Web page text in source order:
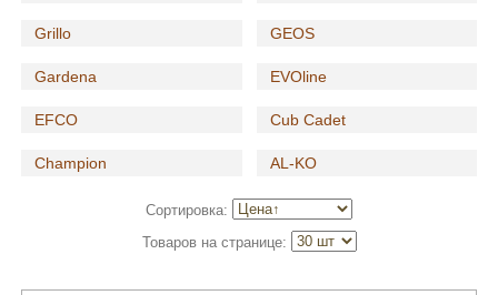
Grillo GEOS
Gardena EVOline
EFCO Cub Cadet
Champion AL-KO
Сортировка:
Товаров на странице: